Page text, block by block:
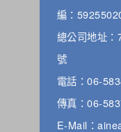
編：
總公司地址
號
電話：06-
傳真：06-
E-Mail：